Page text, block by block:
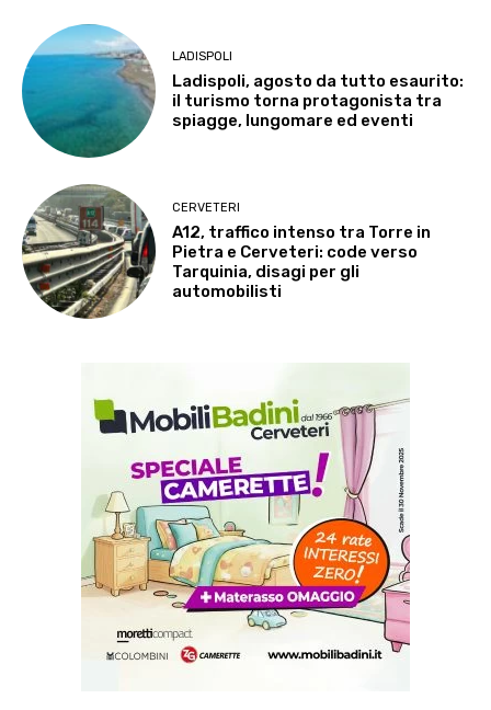
LADISPOLI
Ladispoli, agosto da tutto esaurito:
il turismo torna protagonista tra
spiagge, lungomare ed eventi
CERVETERI
A12, traffico intenso tra Torre in
Pietra e Cerveteri: code verso
Tarquinia, disagi per gli
automobilisti